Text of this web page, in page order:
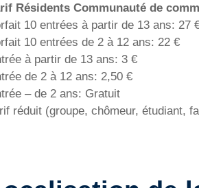
Résidents Communauté de
10 entrées à partir de 13 ans: 27
10 entrées de 2 à 12 ans: 22 €
à partir de 13 ans: 3 €
de 2 à 12 ans: 2,50 €
– de 2 ans: Gratuit
réduit (groupe, chômeur, étudiant,